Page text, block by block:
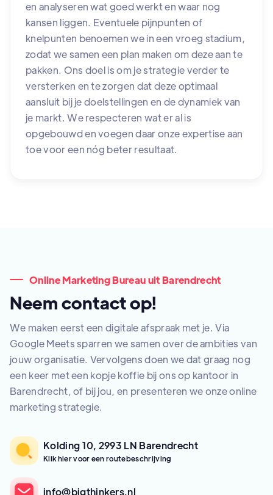
en analyseren wat goed werkt en waar nog
kansen liggen. Eventuele pijnpunten of
knelpunten benoemen we in een vroeg stadium,
zodat we samen een plan maken om deze aan te
pakken. Ons doel is om je strategie verder te
versterken en te zorgen dat deze optimaal
aansluit bij je doelstellingen en de dynamiek van
je markt. We respecteren wat er al is
opgebouwd en voegen daar onze expertise aan
toe voor een nóg beter resultaat.
Online Marketing Bureau uit Barendrecht
Neem contact op!
We maken eerst een digitale afspraak met je. Via
Google Meets sparren we samen over de ambities van
jouw organisatie. Vervolgens doen we dat graag nog
een keer met een kopje koffie bij ons op kantoor in
Barendrecht, of bij jou, en presenteren we onze online
marketing strategie.
Kolding 10, 2993 LN Barendrecht
Klik hier voor een routebeschrijving
info@bigthinkers.nl